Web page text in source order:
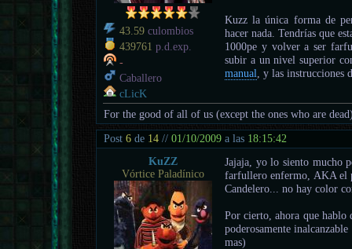
43.59 culombios
439761 p.d.exp.
-
Caballero
cLicK
Kuzz la única forma de
hacer nada. Tendrías que
1000pe y volver a ser
subir a un nivel superior
manual , y las instrucciones
For the good of all of us (except the ones who are
Post6 de 14 //01/10/2009 a las 18:15:42
KuZZ
Vórtice Paladínico
Jajaja, yo lo siento mucho
farfullero enfermo, AKA el
Candelero... no hay color
Por cierto, ahora que
poderosamente
mas)